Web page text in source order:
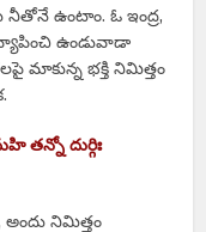
నీతోనే ఉంటాం. ఓ ఇంద్ర,
ఉండువాడా
మాకున్న భక్తి నిమిత్తం
దుర్గిః
నిమిత్తం